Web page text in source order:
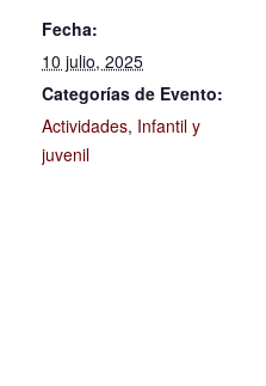
Fecha:
10 julio, 2025
Categorías de Evento:
Actividades, Infantil y
juvenil